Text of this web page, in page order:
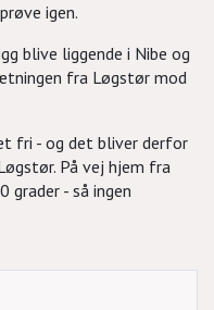
igen.
blive liggende i Nibe og
fra Løgstør mod
fri - og det bliver derfor
På vej hjem fra
grader - så ingen